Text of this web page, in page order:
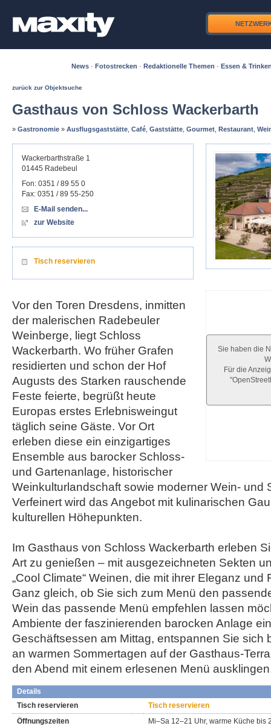
News · Fotostrecken · Redaktionelle Themen · Essen &
zurück zur Objektsuche
Gasthaus von Schloss Wackerbarth
» Gastronomie » Ausflugsgaststätte Café Gaststätte Gourmet Restaurant
Sie haben die
Für die
Wackerbarthstraße 1
01445 Radebeul
Fon: 0351 / 89 55 0
Fax: 0351 / 89 55-250
E-Mail senden...
zur Website
Tisch reservieren
Vor den Toren Dresdens, inmitten
der malerischen Radebeuler
Weinberge, liegt Schloss
Wackerbarth. Wo früher Grafen
residierten und schon der Hof
Augusts des Starken rauschende
Feste feierte, begrüßt heute
Europas erstes Erlebnisweingut
täglich seine Gäste. Vor Ort
erleben diese ein einzigartiges
Ensemble aus barocker Schloss-
und Gartenanlage, historischer
Weinkulturlandschaft sowie moderner Wein- und
Verfeinert wird das Angebot mit kulinarischen
kulturellen Höhepunkten.
Im Gasthaus von Schloss Wackerbarth erleben
Art zu genießen – mit ausgezeichneten Sekten
„Cool Climate“ Weinen, die mit ihrer Eleganz und
Ganz gleich, ob Sie sich zum Menü den
Wein das passende Menü empfehlen lassen
Ambiente der faszinierenden barocken Anlage
Geschäftsessen am Mittag, entspannen Sie sich
an warmen Sommertagen auf der Gasthaus-
den Abend mit einem erlesenen Menü
Details
Tisch reservieren
Tisch reservieren
Öffnungszeiten
Mi–Sa 12–21 Uhr, warme Küche bis